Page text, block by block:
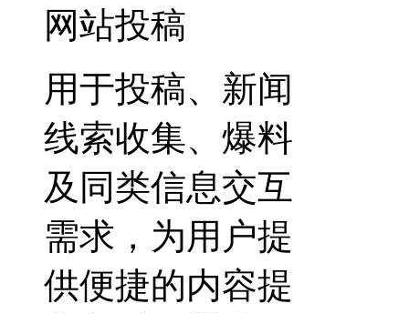
网站投稿
用于投稿、新闻
线索收集、爆料
及同类信息交互
需求，为用户提
供便捷的内容提